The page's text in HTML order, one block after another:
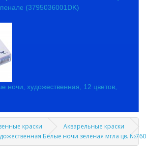
(3795036001DK)
ночи, художественная, 12 цветов,
краски
Акварельные краски
Белые ночи зеленая мгла цв.